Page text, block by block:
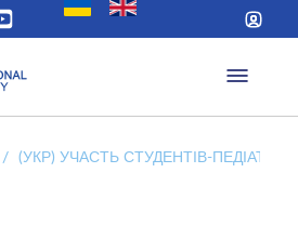
/ (УКР) УЧАСТЬ СТУДЕНТІВ-